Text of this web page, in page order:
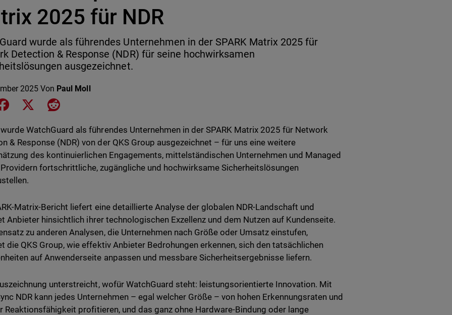
2025 für NDR
wurde als führendes Unternehmen in der SPARK Matrix 2025 für
Detection & Response (NDR) für seine hochwirksamen
ausgezeichnet.
2025 Von Paul Moll
on LinkedIn
Share on Facebook
Share on XShare on Reddit
WatchGuard als führendes Unternehmen in der SPARK Matrix 2025 für Network
& Response (NDR) von der QKS Group ausgezeichnet – für uns eine weitere
des kontinuierlichen Engagements, mittelständischen Unternehmen und Managed
fortschrittliche, zugängliche und hochwirksame Sicherheitslösungen
Matrix-Bericht liefert eine detaillierte Analyse der globalen NDR-Landschaft und
Anbieter hinsichtlich ihrer technologischen Exzellenz und dem Nutzen auf Kundenseite.
zu anderen Analysen, die Unternehmen nach Größe oder Umsatz einstufen,
die QKS Group, wie effektiv Anbieter Bedrohungen erkennen, sich den tatsächlichen
auf Anwenderseite anpassen und messbare Sicherheitsergebnisse liefern.
unterstreicht, wofür WatchGuard steht: leistungsorientierte Innovation. Mit
NDR kann jedes Unternehmen – egal welcher Größe – von hohen Erkennungsraten und
Reaktionsfähigkeit profitieren, und das ganz ohne Hardware-Bindung oder lange